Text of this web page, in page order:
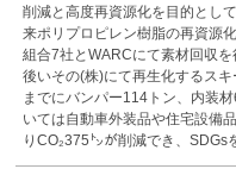
削減と高度再資源化を目的とし
来ポリプロピレン樹脂の再資源
組合7社とWARCにて素材回収
後いその(株)にて再生化するス
までにバンパー114トン、内装
いては自動車外装品や住宅設備
りCO₂375㌧が削減でき、SDGs